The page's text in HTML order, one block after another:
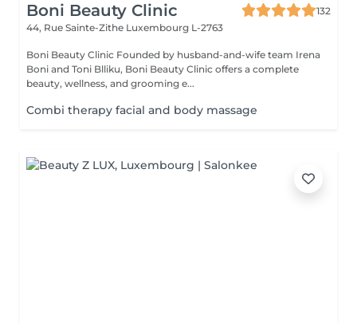
Boni Beauty Clinic
132
44, Rue Sainte-Zithe Luxembourg L-2763
Boni Beauty Clinic Founded by husband-and-wife team Irena
Boni and Toni Blliku, Boni Beauty Clinic offers a complete
beauty, wellness, and grooming e...
Combi therapy facial and body massage